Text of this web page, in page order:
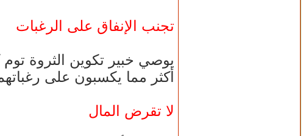
تجنب الإنفاق على الرغبات
يوصي خبير تكوين الثروة
أكثر مما يكسبون على
لا تقرض المال